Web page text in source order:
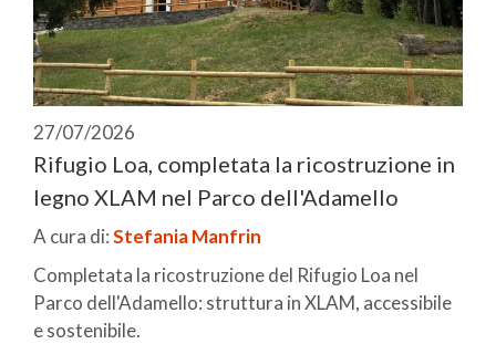
27/07/2026
Rifugio Loa, completata la ricostruzione in
legno XLAM nel Parco dell'Adamello
A cura di:Stefania Manfrin
Completata la ricostruzione del Rifugio Loa nel
Parco dell'Adamello: struttura in XLAM, accessibile
e sostenibile.